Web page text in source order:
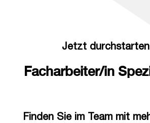
Jetzt
Facharbeiter/in
Finden Sie im Team mit